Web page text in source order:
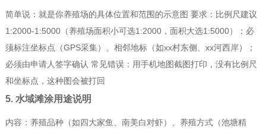
简单说：就是你养殖场的具体位置和范围的示意图 要求：比例尺建议
1:2000-1:5000（养殖场面积小可选1:2000，面积大选1:5000）；必
须标注坐标点（GPS采集）、相邻地标（如xx村东侧、xx河西岸）；
必须由申请人签字确认 常见错误：用手机地图截图打印，没有比例尺
和坐标点，这种图会被打回
5. 水域滩涂用途说明
内容：养殖品种（如四大家鱼、南美白对虾）、养殖方式（池塘精